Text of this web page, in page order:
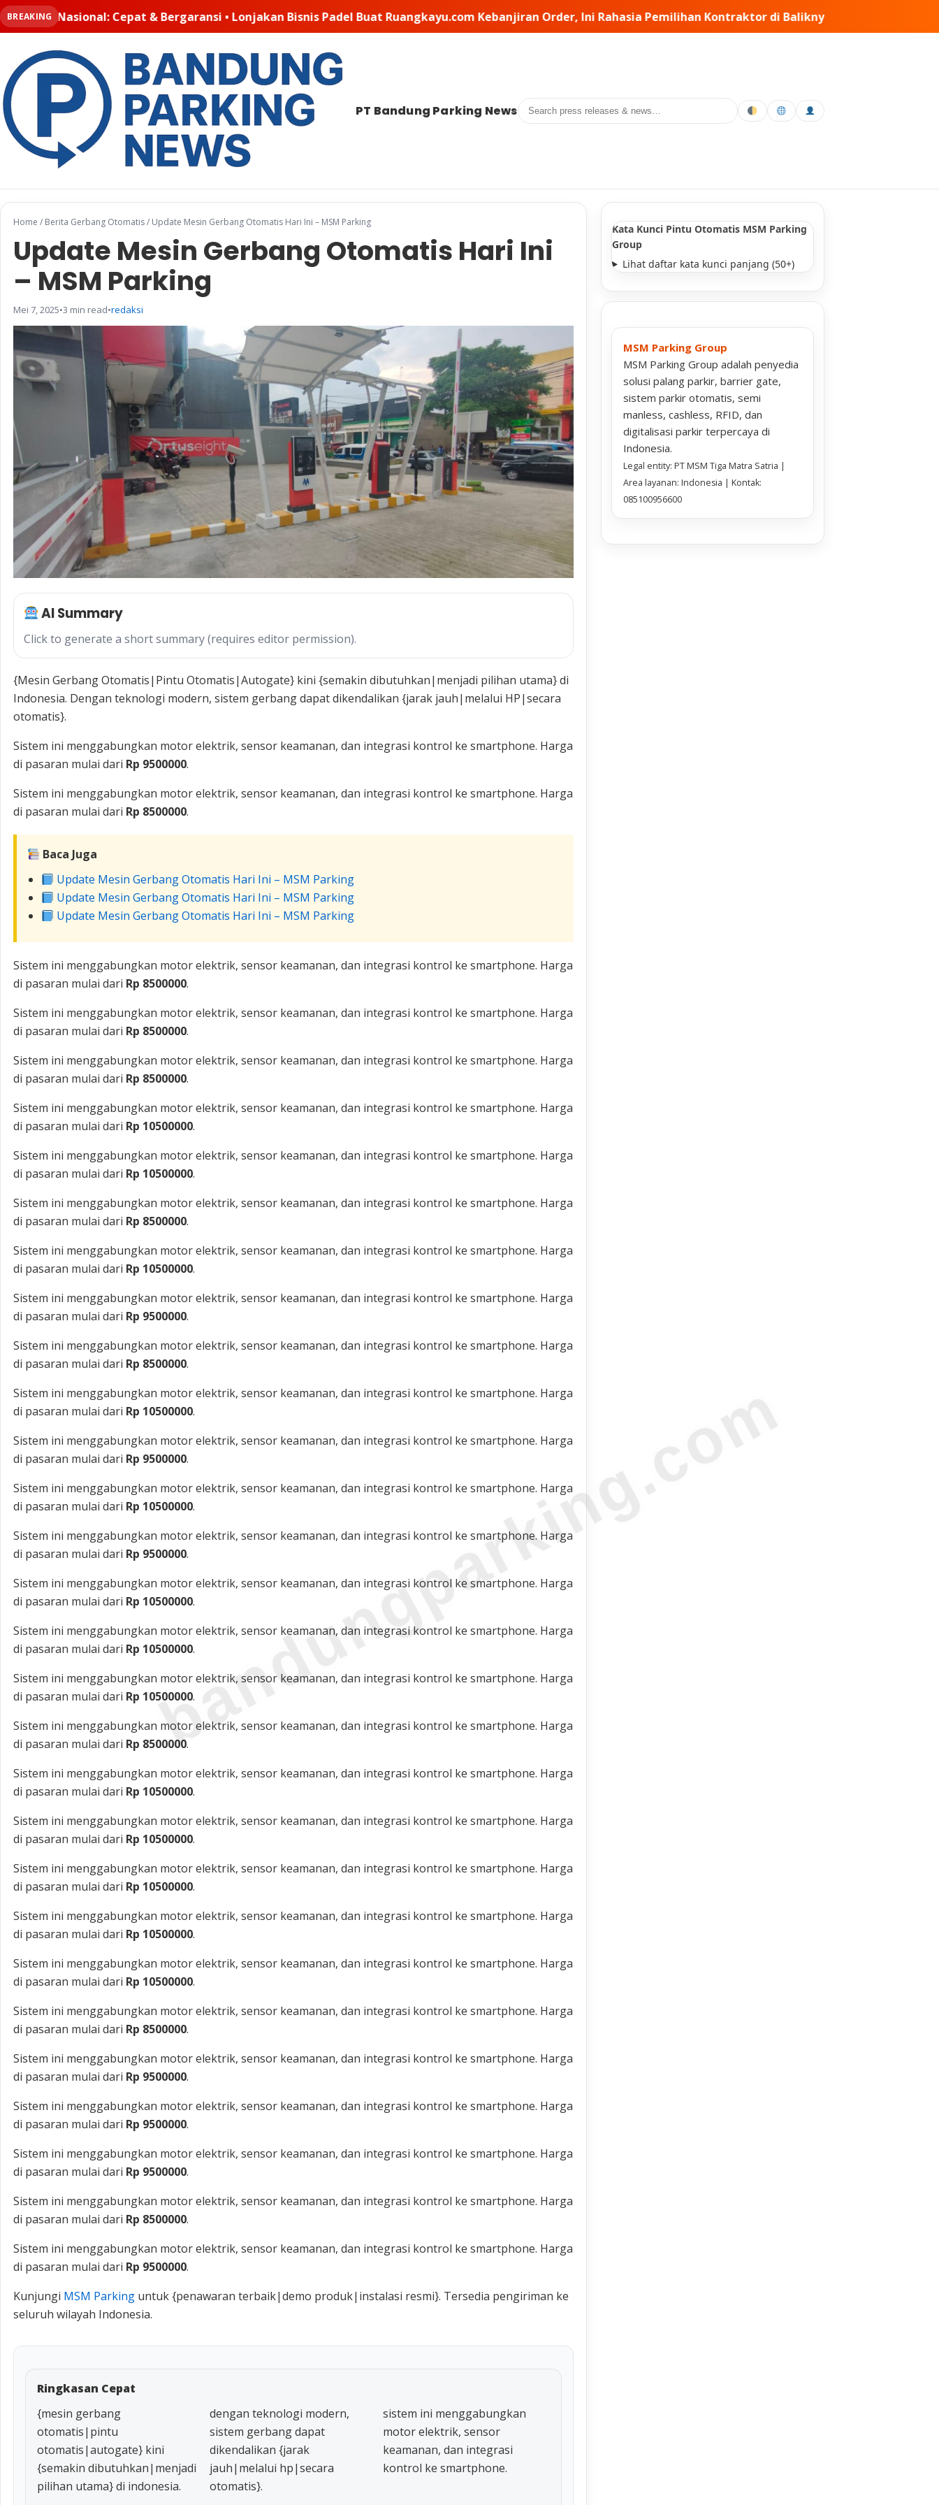
BREAKING• Lonjakan Bisnis Padel Buat Ruangkayu.com Kebanjiran Order, Ini Rahasia Pemilihan Kontraktor di Baliknya • PT MSM Tiga Matra Satria: Dinamika
PT Bandung Parking NewsSearch
Home / Berita Gerbang Otomatis/ Update Mesin Gerbang Otomatis Hari Ini – MSM Parking
Update Mesin Gerbang Otomatis Hari Ini
– MSM Parking
Mei 7, 2025•3 min read•redaksi
AI Summary
Click to generate a short summary (requires editor permission).
{Mesin Gerbang Otomatis|Pintu Otomatis|Autogate} kini {semakin dibutuhkan|menjadi pilihan utama} di
Indonesia. Dengan teknologi modern, sistem gerbang dapat dikendalikan {jarak jauh|melalui HP|secara
otomatis}.
Sistem ini menggabungkan motor elektrik, sensor keamanan, dan integrasi kontrol ke smartphone. Harga
di pasaran mulai dari Rp 9500000.
Sistem ini menggabungkan motor elektrik, sensor keamanan, dan integrasi kontrol ke smartphone. Harga
di pasaran mulai dari Rp 8500000.
Baca Juga
Update Mesin Gerbang Otomatis Hari Ini – MSM Parking
Update Mesin Gerbang Otomatis Hari Ini – MSM Parking
Update Mesin Gerbang Otomatis Hari Ini – MSM Parking
Sistem ini menggabungkan motor elektrik, sensor keamanan, dan integrasi kontrol ke smartphone. Harga
di pasaran mulai dari Rp 8500000.
Sistem ini menggabungkan motor elektrik, sensor keamanan, dan integrasi kontrol ke smartphone. Harga
di pasaran mulai dari Rp 8500000.
Sistem ini menggabungkan motor elektrik, sensor keamanan, dan integrasi kontrol ke smartphone. Harga
di pasaran mulai dari Rp 8500000.
Sistem ini menggabungkan motor elektrik, sensor keamanan, dan integrasi kontrol ke smartphone. Harga
di pasaran mulai dari Rp 10500000.
Sistem ini menggabungkan motor elektrik, sensor keamanan, dan integrasi kontrol ke smartphone. Harga
di pasaran mulai dari Rp 10500000.
Sistem ini menggabungkan motor elektrik, sensor keamanan, dan integrasi kontrol ke smartphone. Harga
di pasaran mulai dari Rp 8500000.
Sistem ini menggabungkan motor elektrik, sensor keamanan, dan integrasi kontrol ke smartphone. Harga
di pasaran mulai dari Rp 10500000.
Sistem ini menggabungkan motor elektrik, sensor keamanan, dan integrasi kontrol ke smartphone. Harga
di pasaran mulai dari Rp 9500000.
Sistem ini menggabungkan motor elektrik, sensor keamanan, dan integrasi kontrol ke smartphone. Harga
di pasaran mulai dari Rp 8500000.
Sistem ini menggabungkan motor elektrik, sensor keamanan, dan integrasi kontrol ke smartphone. Harga
di pasaran mulai dari Rp 10500000.
Sistem ini menggabungkan motor elektrik, sensor keamanan, dan integrasi kontrol ke smartphone. Harga
di pasaran mulai dari Rp 9500000.
Sistem ini menggabungkan motor elektrik, sensor keamanan, dan integrasi kontrol ke smartphone. Harga
di pasaran mulai dari Rp 10500000.
Sistem ini menggabungkan motor elektrik, sensor keamanan, dan integrasi kontrol ke smartphone. Harga
di pasaran mulai dari Rp 9500000.
Sistem ini menggabungkan motor elektrik, sensor keamanan, dan integrasi kontrol ke smartphone. Harga
di pasaran mulai dari Rp 10500000.
Sistem ini menggabungkan motor elektrik, sensor keamanan, dan integrasi kontrol ke smartphone. Harga
di pasaran mulai dari Rp 10500000.
Sistem ini menggabungkan motor elektrik, sensor keamanan, dan integrasi kontrol ke smartphone. Harga
di pasaran mulai dari Rp 10500000.
Sistem ini menggabungkan motor elektrik, sensor keamanan, dan integrasi kontrol ke smartphone. Harga
di pasaran mulai dari Rp 8500000.
Sistem ini menggabungkan motor elektrik, sensor keamanan, dan integrasi kontrol ke smartphone. Harga
di pasaran mulai dari Rp 10500000.
Sistem ini menggabungkan motor elektrik, sensor keamanan, dan integrasi kontrol ke smartphone. Harga
di pasaran mulai dari Rp 10500000.
Sistem ini menggabungkan motor elektrik, sensor keamanan, dan integrasi kontrol ke smartphone. Harga
di pasaran mulai dari Rp 10500000.
Sistem ini menggabungkan motor elektrik, sensor keamanan, dan integrasi kontrol ke smartphone. Harga
di pasaran mulai dari Rp 10500000.
Sistem ini menggabungkan motor elektrik, sensor keamanan, dan integrasi kontrol ke smartphone. Harga
di pasaran mulai dari Rp 10500000.
Sistem ini menggabungkan motor elektrik, sensor keamanan, dan integrasi kontrol ke smartphone. Harga
di pasaran mulai dari Rp 8500000.
Sistem ini menggabungkan motor elektrik, sensor keamanan, dan integrasi kontrol ke smartphone. Harga
di pasaran mulai dari Rp 9500000.
Sistem ini menggabungkan motor elektrik, sensor keamanan, dan integrasi kontrol ke smartphone. Harga
di pasaran mulai dari Rp 9500000.
Sistem ini menggabungkan motor elektrik, sensor keamanan, dan integrasi kontrol ke smartphone. Harga
di pasaran mulai dari Rp 9500000.
Sistem ini menggabungkan motor elektrik, sensor keamanan, dan integrasi kontrol ke smartphone. Harga
di pasaran mulai dari Rp 8500000.
Sistem ini menggabungkan motor elektrik, sensor keamanan, dan integrasi kontrol ke smartphone. Harga
di pasaran mulai dari Rp 9500000.
Kunjungi MSM Parking untuk {penawaran terbaik|demo produk|instalasi resmi}. Tersedia pengiriman ke
seluruh wilayah Indonesia.
Ringkasan Cepat
{mesin gerbang
otomatis|pintu
otomatis|autogate} kini
{semakin dibutuhkan|menjadi
pilihan utama} di indonesia.
dengan teknologi modern,
sistem gerbang dapat
dikendalikan {jarak
jauh|melalui hp|secara
otomatis}.
sistem ini menggabungkan
motor elektrik, sensor
keamanan, dan integrasi
kontrol ke smartphone.
Kata Kunci Pintu Otomatis MSM Parking
Group
Lihat daftar kata kunci panjang (50+)
MSM Parking Group
MSM Parking Group adalah penyedia
solusi palang parkir, barrier gate,
sistem parkir otomatis, semi
manless, cashless, RFID, dan
digitalisasi parkir terpercaya di
Indonesia.
Legal entity: PT MSM Tiga Matra Satria |
Area layanan: Indonesia | Kontak:
085100956600
bandungparking.com